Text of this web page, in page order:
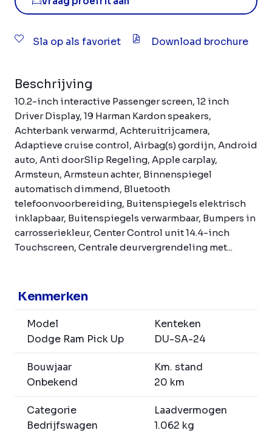
Sla op als favoriet Download brochure
Beschrijving
10.2-inch interactive Passenger screen, 12 inch
Driver Display, 19 Harman Kardon speakers,
Achterbank verwarmd, Achteruitrijcamera,
Adaptieve cruise control, Airbag(s) gordijn, Android
auto, Anti doorSlip Regeling, Apple carplay,
Armsteun, Armsteun achter, Binnenspiegel
automatisch dimmend, Bluetooth
telefoonvoorbereiding, Buitenspiegels elektrisch
inklapbaar, Buitenspiegels verwarmbaar, Bumpers in
carrosseriekleur, Center Control unit 14.4-inch
Touchscreen, Centrale deurvergrendeling met...
Kenmerken
Model
Dodge Ram Pick Up
Kenteken
DU-SA-24
Bouwjaar
Onbekend
Km. stand
20 km
Categorie
Bedrijfswagen
Laadvermogen
1.062 kg